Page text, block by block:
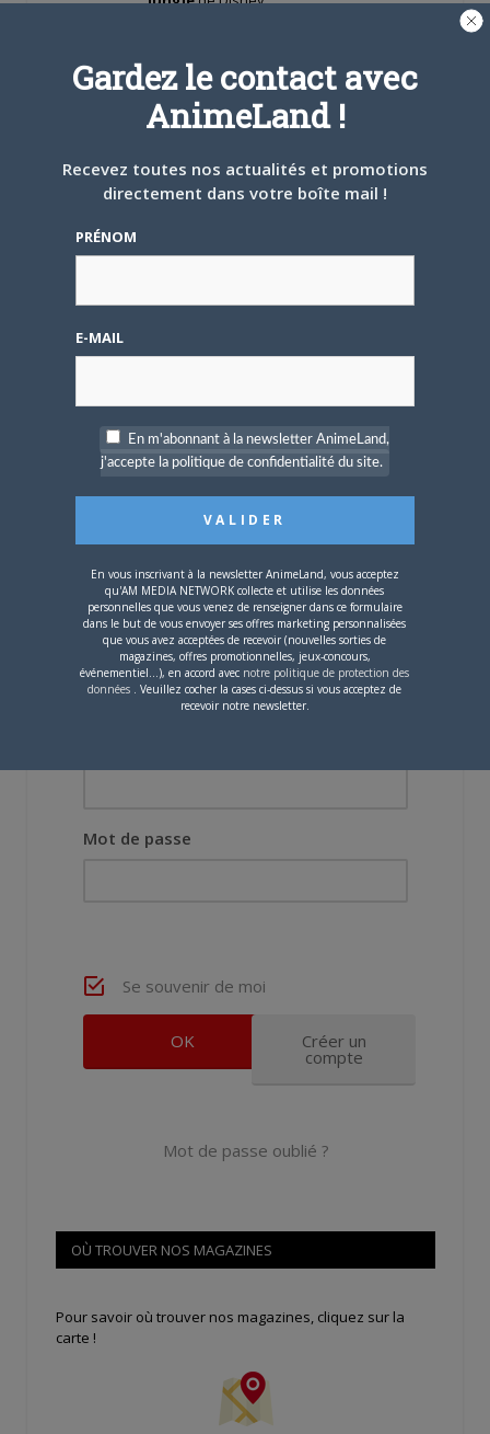
3 sujets de 61 à 63 (sur un total de 63) ← 1 … 3
Vous devez être connecté pour répondre à ce sujet.
Members Currently Active: 0
Membres en ligne pendant les dernières 24 heures : 3
dekamaster2,Bruno
Keymaster|Moderator|Participant|Spectator|
Additional Forum Statistics
Most users ever online was 8 on 6 June 2016 17 h 13 min
Mot de passe
Se souvenir de moi
Créer un
compte
Mot de passe oublié ?
OÙ TROUVER NOS MAGAZINES
Pour savoir où trouver nos magazines, cliquez sur la
carte !
Gardez le contact avec
AnimeLand !
Recevez toutes nos actualités et promotions
directement dans votre boîte mail !
PRÉNOM
E-MAIL
En m'abonnant à la newsletter AnimeLand,
j'accepte la politique de confidentialité du site.
En vous inscrivant à la newsletter AnimeLand, vous acceptez
qu'AM MEDIA NETWORK collecte et utilise les données
personnelles que vous venez de renseigner dans ce formulaire
dans le but de vous envoyer ses offres marketing personnalisées
que vous avez acceptées de recevoir (nouvelles sorties de
magazines, offres promotionnelles, jeux-concours,
événementiel...), en accord avec notre politique de protection des
données . Veuillez cocher la cases ci-dessus si vous acceptez de
recevoir notre newsletter.